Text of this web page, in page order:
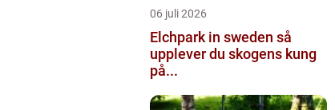
06 juli 2026
Elchpark in sweden så
upplever du skogens kung
på...